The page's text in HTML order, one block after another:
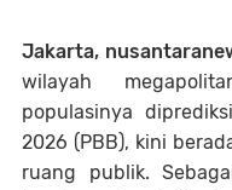
Jakarta,
wilayah
populasinya
2026 (PBB), kini
ruang publik.